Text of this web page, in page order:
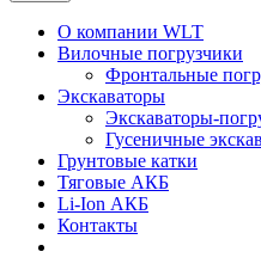
О компании WLT
Вилочные погрузчики
Фронтальные
Экскаваторы
Экскаваторы-
Гусеничные
Грунтовые катки
Тяговые АКБ
Li-Ion АКБ
Контакты